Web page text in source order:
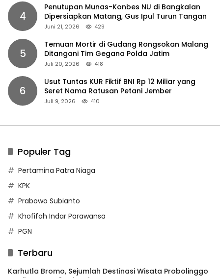
4
Penutupan Munas-Konbes NU di Bangkalan
Dipersiapkan Matang, Gus Ipul Turun Tangan
Juni 21, 2026 429
5
Temuan Mortir di Gudang Rongsokan Malang
Ditangani Tim Gegana Polda Jatim
Juli 20, 2026 418
6
Usut Tuntas KUR Fiktif BNI Rp 12 Miliar yang
Seret Nama Ratusan Petani Jember
Juli 9, 2026 410
Populer Tag
Pertamina Patra Niaga
KPK
Prabowo Subianto
Khofifah Indar Parawansa
PGN
Terbaru
Karhutla Bromo, Sejumlah Destinasi Wisata Probolinggo